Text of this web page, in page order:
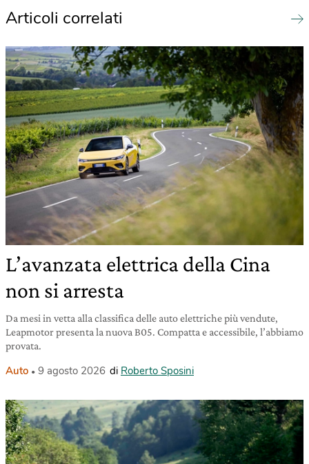
Articoli correlati
L’avanzata elettrica della Cina
non si arresta
Da mesi in vetta alla classifica delle auto elettriche più vendute,
Leapmotor presenta la nuova B05. Compatta e accessibile, l’abbiamo
provata.
Auto 9 agosto 2026 di Roberto Sposini